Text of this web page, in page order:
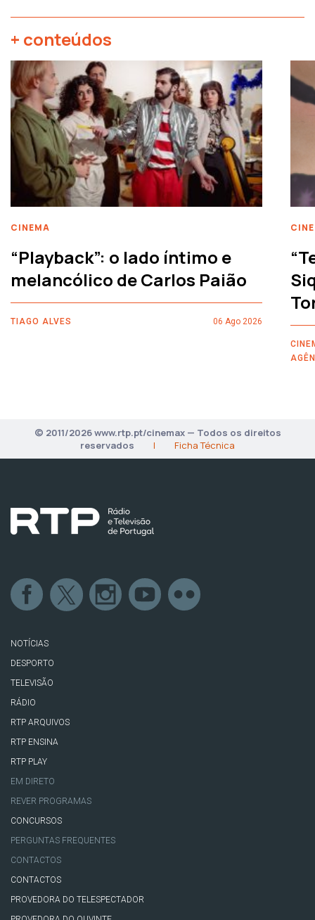
+ conteúdos
CINEMA
“Playback”: o lado íntimo e
melancólico de Carlos Paião
TIAGO ALVES 06 Ago 2026
© 2011/2026 www.rtp.pt/cinemax — Todos os direitos
reservados
| Ficha Técnica
NOTÍCIAS
DESPORTO
TELEVISÃO
RÁDIO
RTP ARQUIVOS
RTP ENSINA
RTP PLAY
EM DIRETO
REVER PROGRAMAS
CONCURSOS
PERGUNTAS FREQUENTES
CONTACTOS
CONTACTOS
PROVEDORA DO TELESPECTADOR